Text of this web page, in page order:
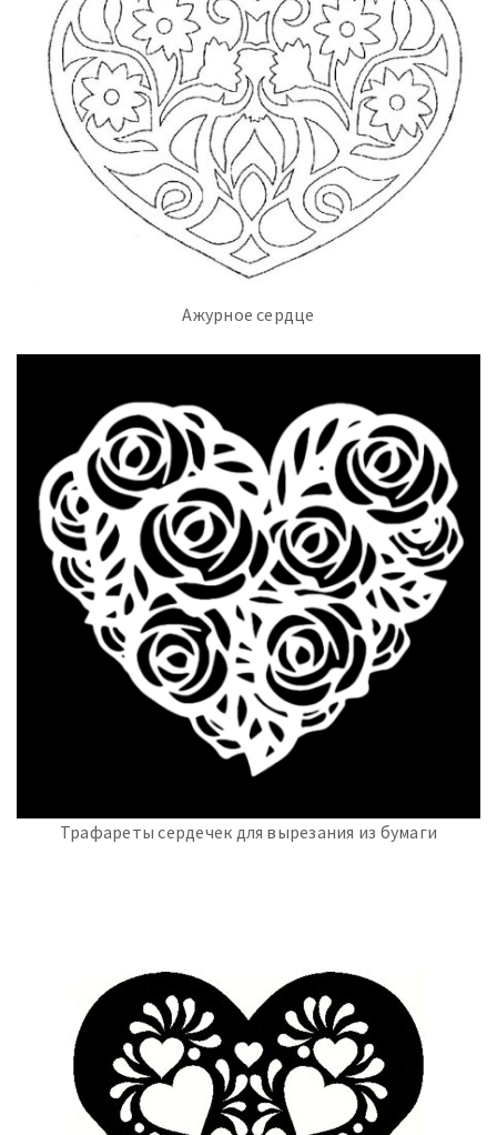
Ажурное сердце
Трафареты сердечек для вырезания из бумаги